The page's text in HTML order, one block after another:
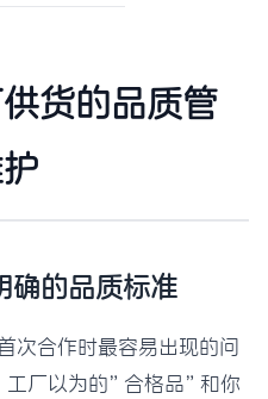
货的品质管
确的品质标准
次合作时最容易出现的问
厂以为的”合格品”和你